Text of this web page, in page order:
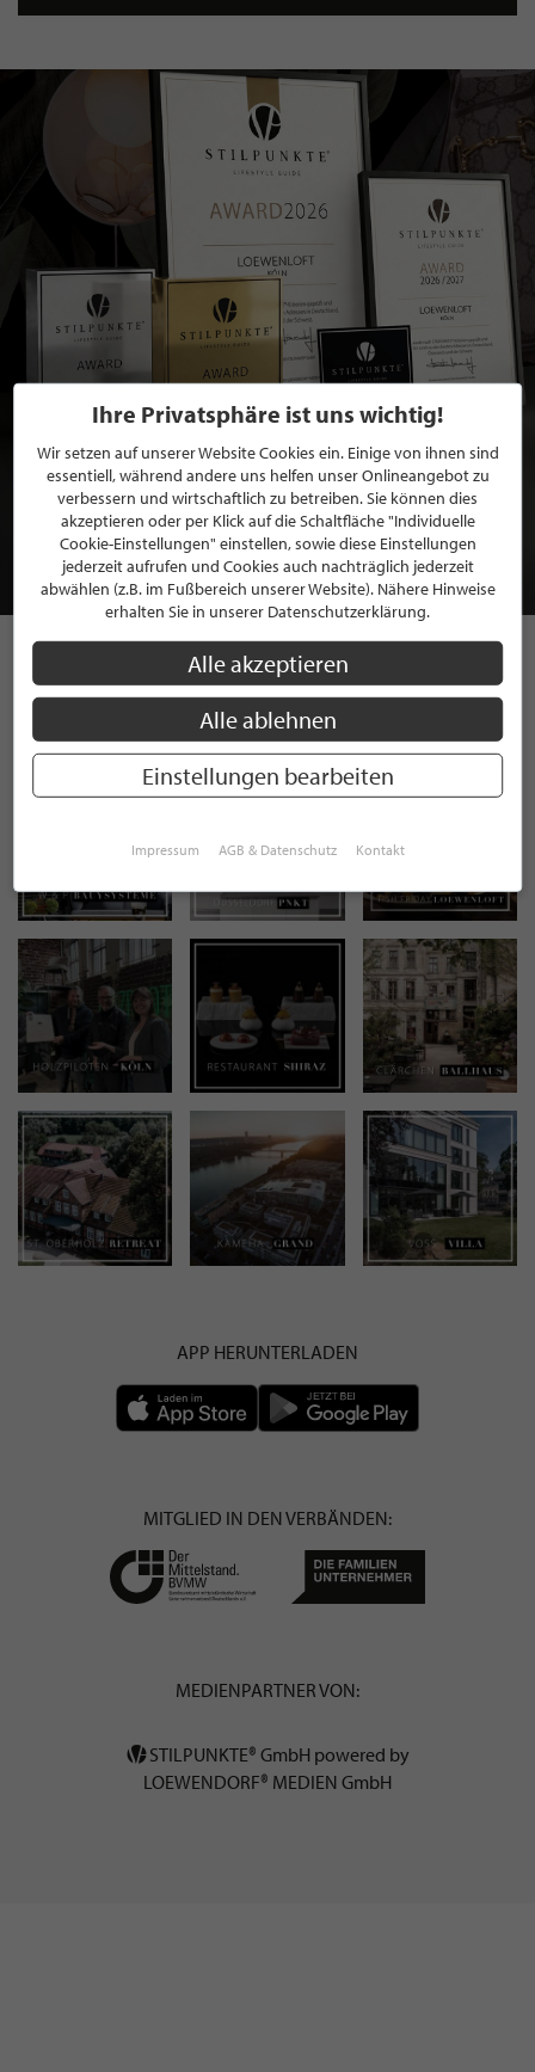
BEWERBEN SIE SICH FÜR EINE GRATIS
MITGLIEDSCHAFT BEI STILPUNKTE®
JETZT GRATIS BEWERBEN
STILPUNKTE AUF
INSTAGRAM
APP HERUNTERLADEN
MITGLIED IN DEN VERBÄNDEN:
MEDIENPARTNER VON:
STILPUNKTE® GmbH powered by
LOEWENDORF® MEDIEN GmbH
Ihre Privatsphäre ist uns wichtig!
Wir setzen auf unserer Website Cookies ein. Einige von ihnen sind
essentiell, während andere uns helfen unser Onlineangebot zu
verbessern und wirtschaftlich zu betreiben. Sie können dies
akzeptieren oder per Klick auf die Schaltfläche "Individuelle
Cookie-Einstellungen" einstellen, sowie diese Einstellungen
jederzeit aufrufen und Cookies auch nachträglich jederzeit
abwählen (z.B. im Fußbereich unserer Website). Nähere Hinweise
erhalten Sie in unserer Datenschutzerklärung.
Alle akzeptieren
Alle ablehnen
Einstellungen bearbeiten
Impressum AGB & Datenschutz Kontakt